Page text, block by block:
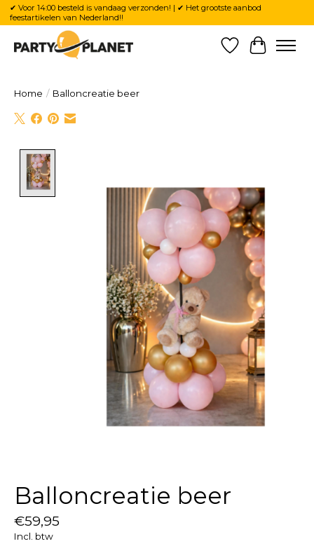
✔ Voor 14:00 besteld is vandaag verzonden! | ✔ Het grootste aanbod
feestartikelen van Nederland!!
Verlanglijst
Home / Balloncreatie beer
Balloncreatie beer
€59,95
Incl. btw